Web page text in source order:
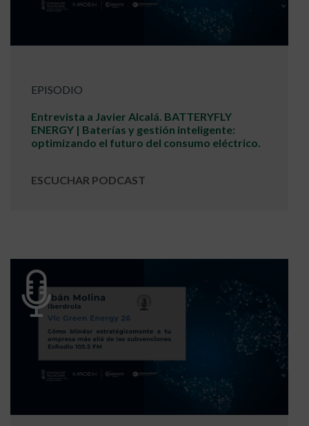
EPISODIO
Entrevista a Javier Alcalá. BATTERYFLY
ENERGY | Baterías y gestión inteligente:
optimizando el futuro del consumo eléctrico.
ESCUCHAR PODCAST